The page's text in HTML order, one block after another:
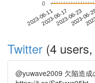
2023-06-112023-06-172023-06-23
2023-06-
0
Twitter (4
@yuwave2009 欠陥造